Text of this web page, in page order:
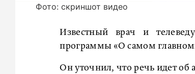
Фото: скриншот видео
Известный врач и
программы «О самом
Он уточнил, что речь идет об